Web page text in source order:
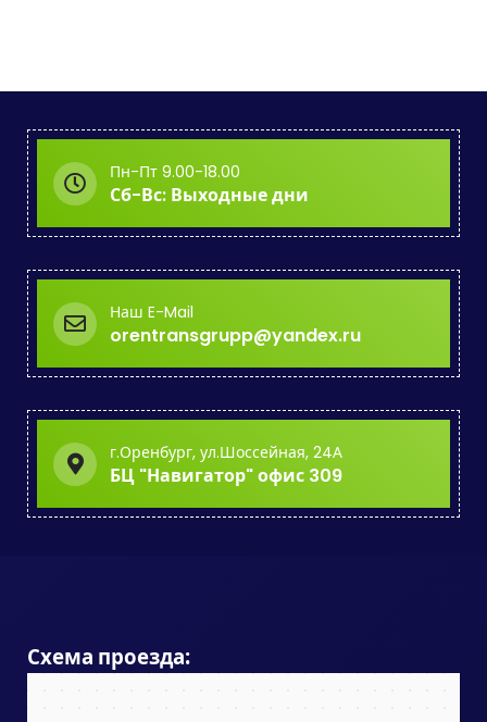
Пн-Пт 9.00-18.00
Сб-Вс: Выходные дни
Наш E-Mail
orentransgrupp@yandex.ru
г.Оренбург, ул.Шоссейная, 24А
БЦ "Навигатор" офис 309
Схема проезда: